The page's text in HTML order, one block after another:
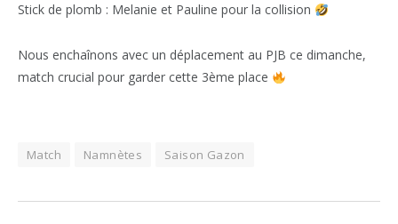
Stick de plomb : Melanie et Pauline pour la collision
Nous enchaînons avec un déplacement au PJB ce dimanche,
match crucial pour garder cette 3ème place
Match Namnètes Saison Gazon